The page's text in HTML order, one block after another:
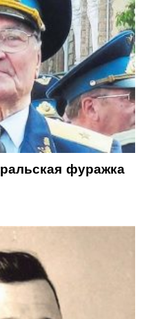
фуражка